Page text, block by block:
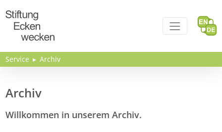
Service Archiv
Archiv
Willkommen in unserem Archiv.